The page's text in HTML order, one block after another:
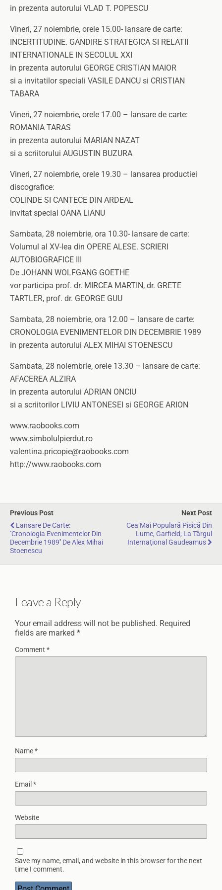
in prezenta autorului VLAD T. POPESCU
Vineri, 27 noiembrie, orele 15.00- lansare de carte:
INCERTITUDINE. GANDIRE STRATEGICA SI RELATII
INTERNATIONALE IN SECOLUL XXI
in prezenta autorului GEORGE CRISTIAN MAIOR
si a invitatilor speciali VASILE DANCU si CRISTIAN
TABARA
Vineri, 27 noiembrie, orele 17.00 – lansare de carte:
ROMANIA TARAS
in prezenta autorului MARIAN NAZAT
si a scriitorului AUGUSTIN BUZURA
Vineri, 27 noiembrie, orele 19.30 – lansarea productiei
discografice:
COLINDE SI CANTECE DIN ARDEAL
invitat special OANA LIANU
Sambata, 28 noiembrie, ora 10.30- lansare de carte:
Volumul al XV-lea din OPERE ALESE. SCRIERI
AUTOBIOGRAFICE III
De JOHANN WOLFGANG GOETHE
vor participa prof. dr. MIRCEA MARTIN, dr. GRETE
TARTLER, prof. dr. GEORGE GUU
Sambata, 28 noiembrie, ora 12.00 – lansare de carte:
CRONOLOGIA EVENIMENTELOR DIN DECEMBRIE 1989
in prezenta autorului ALEX MIHAI STOENESCU
Sambata, 28 noiembrie, orele 13.30 – lansare de carte:
AFACEREA ALZIRA
in prezenta autorului ADRIAN ONCIU
si a scriitorilor LIVIU ANTONESEI si GEORGE ARION
www.raobooks.com
www.simbolulpierdut.ro
valentina.pricopie@raobooks.com
http://www.raobooks.com
Previous Post
Lansare De Carte:
''Cronologia Evenimentelor Din
Decembrie 1989'' De Alex Mihai
Stoenescu
Next Post
Cea Mai Populară Pisică Din
Lume, Garfield, La Târgul
Internaţional Gaudeamus
Leave a Reply
Your email address will not be published. Required
fields are marked *
Comment *
Name*
Email *
Website
Save my name, email, and website in this browser for the next
time I comment.